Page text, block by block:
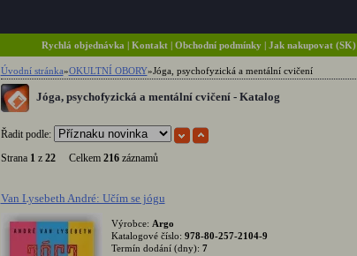
Rychlá objednávka | Kontakt | Obchodní podmínky | Jak nakupovat (SK)
Úvodní stránka»OKULTNÍ OBORY»Jóga, psychofyzická a mentální cvičení
Jóga, psychofyzická a mentální cvičení - Katalog
Řadit podle:
Strana 1 z 22Celkem 216záznamů
Van Lysebeth André: Učím se jógu
Výrobce: Argo
Katalogové číslo: 978-80-257-2104-9
Termín dodání (dny): 7